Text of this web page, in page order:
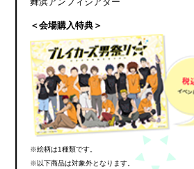
＜会場購入特典＞
※絵柄は1種類です。
※以下商品は対象外となります。